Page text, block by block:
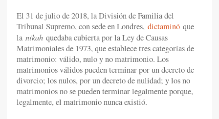
El 31 de julio de 2018, la División de Familia del
Tribunal Supremo, con sede en Londres, dictaminó que
la nikah quedaba cubierta por la Ley de Causas
Matrimoniales de 1973, que establece tres categorías de
matrimonio: válido, nulo y no matrimonio. Los
matrimonios válidos pueden terminar por un decreto de
divorcio; los nulos, por un decreto de nulidad; y los no
matrimonios no se pueden terminar legalmente porque,
legalmente, el matrimonio nunca existió.